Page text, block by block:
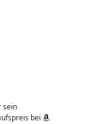
sein
bei